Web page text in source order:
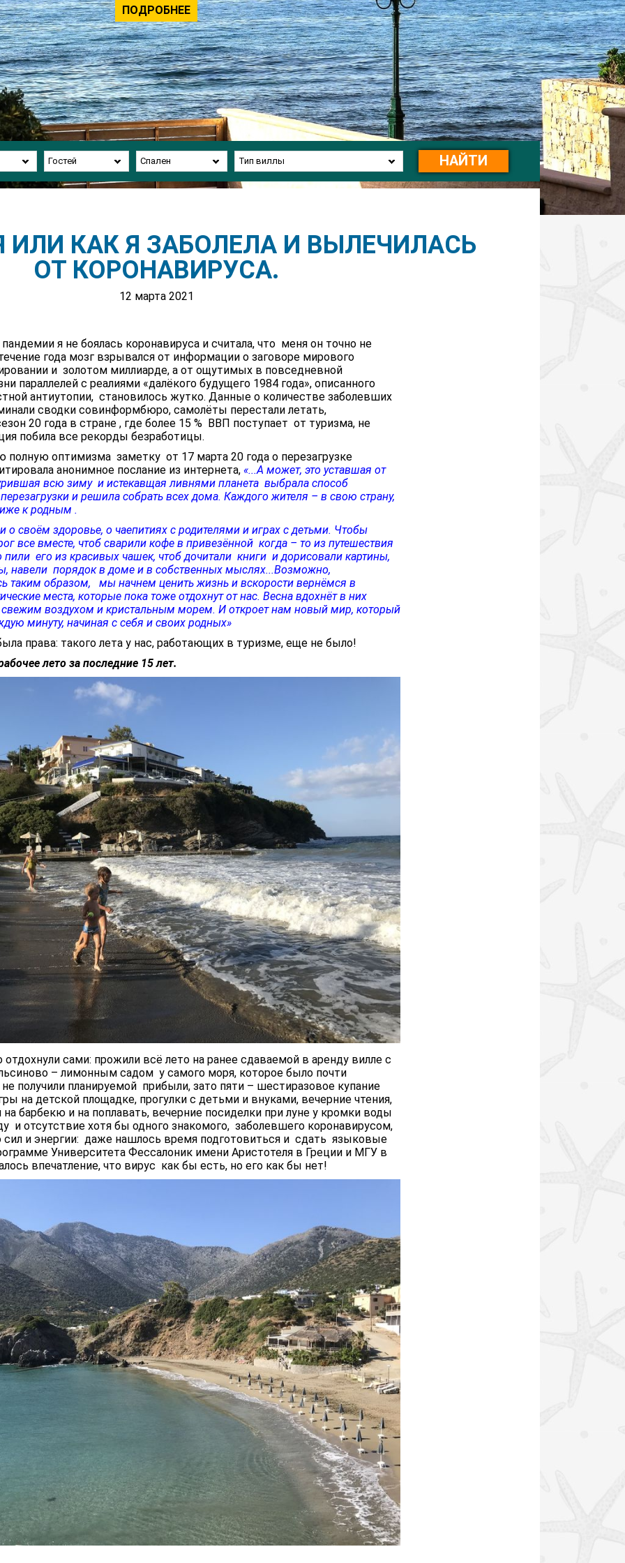
ПОДРОБНЕЕ
Гостей Спален Тип виллы НАЙТИ
ИЛИ КАК Я ЗАБОЛЕЛА И ВЫЛЕЧИЛАСЬ
ОТ КОРОНАВИРУСА.
12 марта 2021
я не боялась коронавируса и считала, что меня он точно не
года мозг взрывался от информации о заговоре мирового
и золотом миллиарде, а от ощутимых в повседневной
параллелей с реалиями «далёкого будущего 1984 года», описанного
антиутопии, становилось жутко. Данные о количестве заболевших
сводки совинформбюро, самолёты перестали летать,
20 года в стране , где более 15 % ВВП поступает от туризма, не
побила все рекорды безработицы.
оптимизма заметку от 17 марта 20 года о перезагрузке
анонимное послание из интернета, «...А может, это уставшая от
всю зиму и истекавщая ливнями планета выбрала способ
и решила собрать всех дома. Каждого жителя – в свою страну,
к родным .
своём здоровье, о чаепитиях с родителями и играх с детьми. Чтобы
все вместе, чтоб сварили кофе в привезённой когда – то из путешествия
пили его из красивых чашек, чтоб дочитали книги и дорисовали картины,
навели порядок в доме и в собственных мыслях...Возможно,
таким образом, мы начнем ценить жизнь и вскорости вернёмся в
места, которые пока тоже отдохнут от нас. Весна вдохнёт в них
воздухом и кристальным морем. И откроет нам новый мир, который
минуту, начиная с себя и своих родных»
права: такого лета у нас, работающих в туризме, еще не было!
лето за последние 15 лет.
сами: прожили всё лето на ранее сдаваемой в аренду вилле с
– лимонным садом у самого моря, которое было почти
получили планируемой прибыли, зато пяти – шестиразовое купание
на детской площадке, прогулки с детьми и внуками, вечерние чтения,
барбекю и на поплавать, вечерние посиделки при луне у кромки воды
и отсутствие хотя бы одного знакомого, заболевшего коронавирусом,
сил и энергии: даже нашлось время подготовиться и сдать языковые
Университета Фессалоник имени Аристотеля в Греции и МГУ в
впечатление, что вирус как бы есть, но его как бы нет!